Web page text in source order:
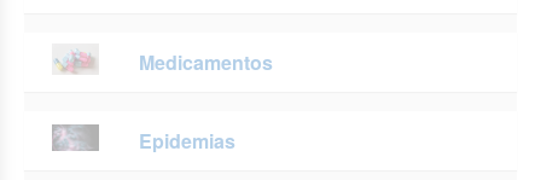
Medicamentos
Epidemias